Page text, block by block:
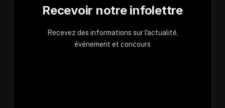
Recevoir notre infolettre
Recevez des informations sur l'actualité,
événement et concours